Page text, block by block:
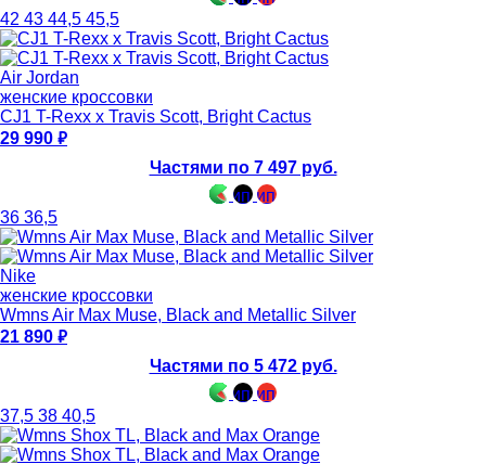
42 43 44,5 45,5
Air Jordan
женские кроссовки
CJ1 T-Rexx x Travis Scott, Bright Cactus
29 990
Частями по 7 497 руб.
36 36,5
Nike
женские кроссовки
Wmns Air Max Muse, Black and Metallic Silver
21 890
Частями по 5 472 руб.
37,5 38 40,5